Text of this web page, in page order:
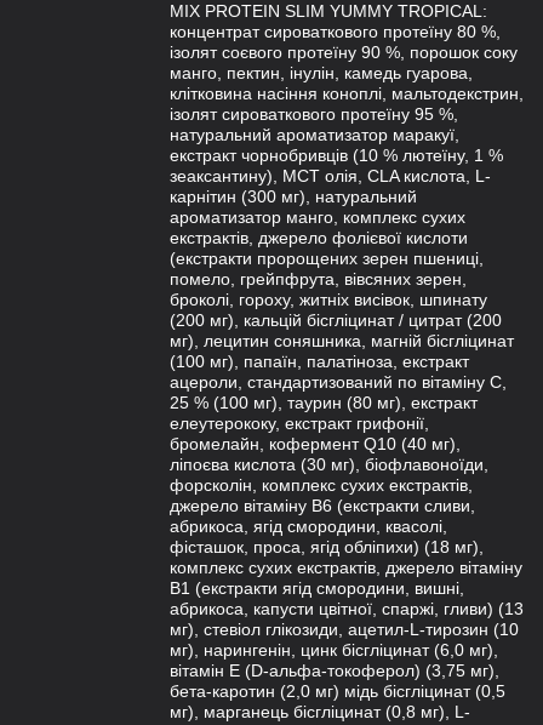
MIX PROTEIN SLIM YUMMY TROPICAL:
концентрат сироваткового протеїну 80 %,
ізолят соєвого протеїну 90 %, порошок соку
манго, пектин, інулін, камедь гуарова,
клітковина насіння коноплі, мальтодекстрин,
ізолят сироваткового протеїну 95 %,
натуральний ароматизатор маракуї,
екстракт чорнобривців (10 % лютеїну, 1 %
зеаксантину), МСТ олія, CLA кислота, L-
карнітин (300 мг), натуральний
ароматизатор манго, комплекс сухих
екстрактів, джерело фолієвої кислоти
(екстракти пророщених зерен пшениці,
помело, грейпфрута, вівсяних зерен,
броколі, гороху, житніх висівок, шпинату
(200 мг), кальцій бісгліцинат / цитрат (200
мг), лецитин соняшника, магній бісгліцинат
(100 мг), папаїн, палатіноза, екстракт
ацероли, стандартизований по вітаміну С,
25 % (100 мг), таурин (80 мг), екстракт
елеутерококу, екстракт грифонії,
бромелайн, кофермент Q10 (40 мг),
ліпоєва кислота (30 мг), біофлавоноїди,
форсколін, комплекс сухих екстрактів,
джерело вітаміну В6 (екстракти сливи,
абрикоса, ягід смородини, квасолі,
фісташок, проса, ягід обліпихи) (18 мг),
комплекс сухих екстрактів, джерело вітаміну
В1 (екстракти ягід смородини, вишні,
абрикоса, капусти цвітної, спаржі, гливи) (13
мг), стевіол глікозиди, ацетил-L-тирозин (10
мг), нарингенін, цинк бісгліцинат (6,0 мг),
вітамін Е (D-aльфа-токоферол) (3,75 мг),
бета-каротин (2,0 мг) мідь бісгліцинат (0,5
мг), марганець бісгліцинат (0,8 мг), L-